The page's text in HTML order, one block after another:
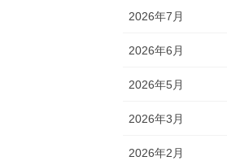
2026年7月
2026年6月
2026年5月
2026年3月
2026年2月